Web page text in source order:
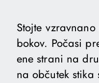
Stojte
bokov. Počasi
ene strani na
na občutek stika